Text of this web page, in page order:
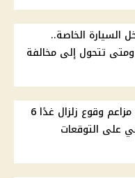
السيارة الخاصة..
تتحول إلى مخالفة
البحوث الفلكية تحسم مزاعم وقوع زلزال غدًا 6
على التوقعات